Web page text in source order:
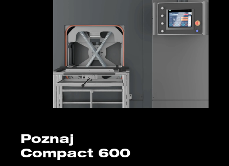
Poznaj
Compact 600